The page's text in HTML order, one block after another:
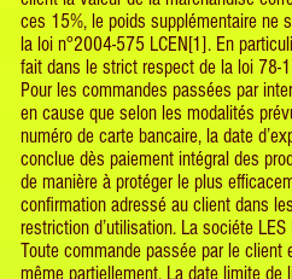
ces 15%, le poids supplémentaire ne
la loi n°2004-575 LCEN[1]. En
fait dans le strict respect de la loi 78-
Pour les commandes passées par
en cause que selon les modalités
numéro de carte bancaire, la date
conclue dès paiement intégral des
de manière à protéger le plus
confirmation adressé au client dans
restriction d’utilisation. La sociéte
Toute commande passée par le client
même partiellement. La date limite